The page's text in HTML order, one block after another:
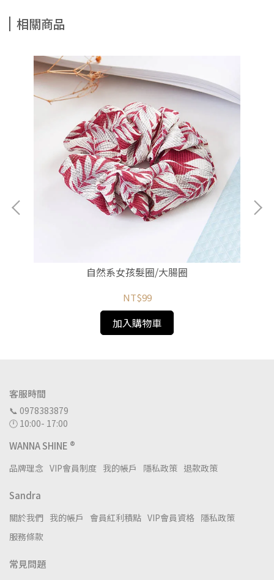
相關商品
自然系女孩髮圈/大腸圈
NT$99
加入購物車
客服時間
📞 0978383879
🕛 10:00- 17:00
WANNA SHINE ®
品牌理念 VIP會員制度 我的帳戶 隱私政策 退款政策
Sandra
關於我們 我的帳戶 會員紅利積點 VIP會員資格 隱私政策
服務條款
常見問題